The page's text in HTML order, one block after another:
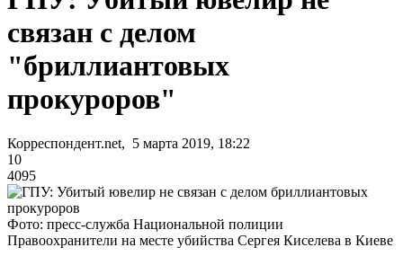
связан с делом
"бриллиантовых
прокуроров"
Корреспондент.net, 5 марта 2019, 18:22
10
4095
Фото: пресс-служба Национальной полиции
Правоохранители на месте убийства Сергея Киселева в Киеве